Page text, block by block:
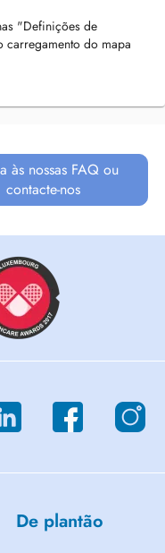
"Definições de
do mapa
às nossas FAQ ou
contacte-nos
De plantão